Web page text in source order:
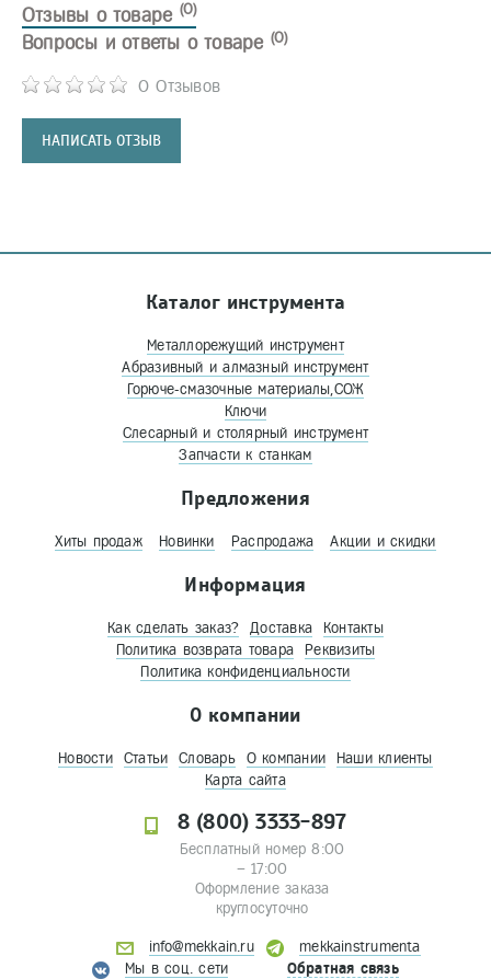
Отзывы о товаре (0)
0 Отзывов
НАПИСАТЬ ОТЗЫВ
Вопросы и ответы о товаре (0)
Каталог инструмента
Металлорежущий инструмент
Абразивный и алмазный инструмент
Горюче-смазочные материалы,СОЖ
Ключи
Слесарный и столярный инструмент
Запчасти к станкам
Предложения
Хиты продаж Новинки Распродажа Акции и скидки
Информация
Как сделать заказ? Доставка
Контакты
Политика возврата товара
Реквизиты
Политика конфиденциальности
О компании
Новости Статьи Словарь О компании
Наши клиенты
Карта сайта
8 (800) 3333-897
Бесплатный номер 8:00
– 17:00
Оформление заказа
круглосуточно
info@mekkain.ru
mekkainstrumenta
Мы в соц. сети
Обратная связь